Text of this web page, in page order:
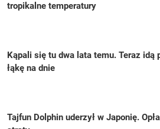
tropikalne temperatury
Kąpali się tu dwa lata temu. Teraz idą
łąkę na dnie
Tajfun Dolphin uderzył w Japonię.